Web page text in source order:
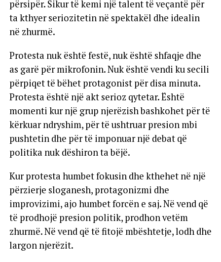
përsipër. Sikur të kemi një talent të veçantë për
ta kthyer seriozitetin në spektakël dhe idealin
në zhurmë.
Protesta nuk është festë, nuk është shfaqje dhe
as garë për mikrofonin. Nuk është vendi ku secili
përpiqet të bëhet protagonist për disa minuta.
Protesta është një akt serioz qytetar. Është
momenti kur një grup njerëzish bashkohet për të
kërkuar ndryshim, për të ushtruar presion mbi
pushtetin dhe për të imponuar një debat që
politika nuk dëshiron ta bëjë.
Kur protesta humbet fokusin dhe kthehet në një
përzierje sloganesh, protagonizmi dhe
improvizimi, ajo humbet forcën e saj. Në vend që
të prodhojë presion politik, prodhon vetëm
zhurmë. Në vend që të fitojë mbështetje, lodh dhe
largon njerëzit.